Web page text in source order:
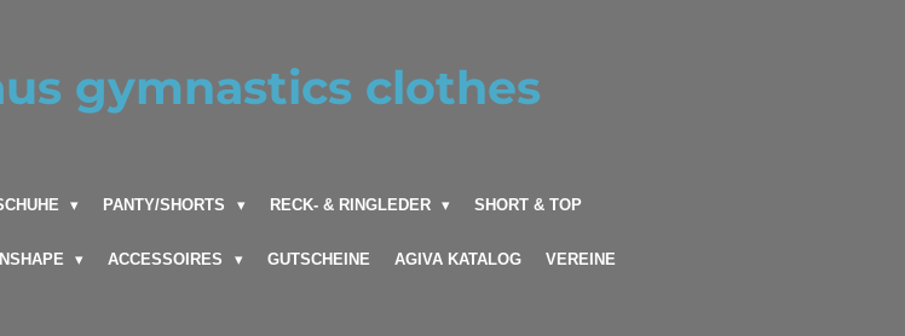
gymnastics clothes
PANTY/SHORTS RECK- & RINGLEDER SHORT & TOP
ACCESSOIRES GUTSCHEINE AGIVA KATALOG VEREINE